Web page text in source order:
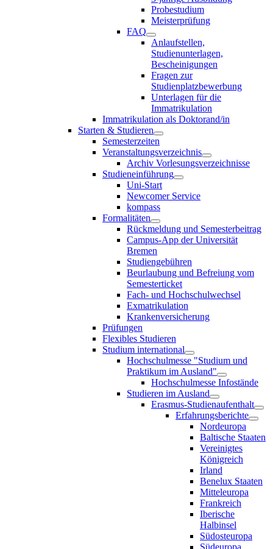
Probestudium
Meisterprüfung
FAQ
Anlaufstellen,
Studienunterlagen,
Bescheinigungen
Fragen zur
Studienplatzbewerbung
Unterlagen für die
Immatrikulation
Immatrikulation als Doktorand/in
Starten & Studieren
Semesterzeiten
Veranstaltungsverzeichnis
Archiv Vorlesungsverzeichnisse
Studieneinführung
Uni-Start
Newcomer Service
kompass
Formalitäten
Rückmeldung und Semesterbeitrag
Campus-App der Universität
Bremen
Studiengebühren
Beurlaubung und Befreiung vom
Semesterticket
Fach- und Hochschulwechsel
Exmatrikulation
Krankenversicherung
Prüfungen
Flexibles Studieren
Studium international
Hochschulmesse "Studium und
Praktikum im Ausland"
Hochschulmesse Infostände
Studieren im Ausland
Erasmus-Studienaufenthalt
Erfahrungsberichte
Nordeuropa
Baltische Staaten
Vereinigtes
Königreich
Irland
Benelux Staaten
Mitteleuropa
Frankreich
Iberische
Halbinsel
Südosteuropa
Südeuropa